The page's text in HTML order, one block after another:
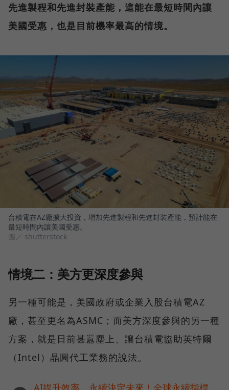
先進製程和先進封裝產能，這能在最短時間內讓
美國受惠，也是目前機率最高的情境。
台積電在AZ廠擴大投資，增加先進製程和先進封裝產能，預計能在
最短時間內讓美國受惠。
圖／ shutterstock
情境二：美方更深度參與
另一種可能是，美國政府或企業入股台積電AZ
廠，甚至更名為ASMC；而美方深度參與的另一種
方案，就是日前甚囂塵上、讓台積電協助英特爾
（Intel）晶圓代工業務的說法。
AI提升效率，永續決定未來！全球永續指標